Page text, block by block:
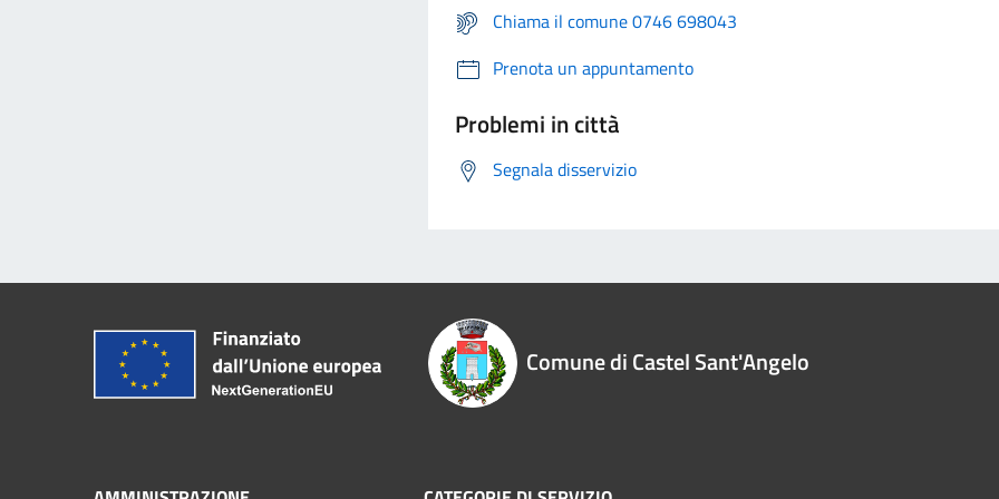
Chiama il comune 0746 698043
Prenota un appuntamento
Problemi in città
Segnala disservizio
Comune di Castel Sant'Angelo